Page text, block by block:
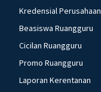
Kredensial Perusahaan
Beasiswa Ruangguru
Cicilan Ruangguru
Promo Ruangguru
Laporan Kerentanan